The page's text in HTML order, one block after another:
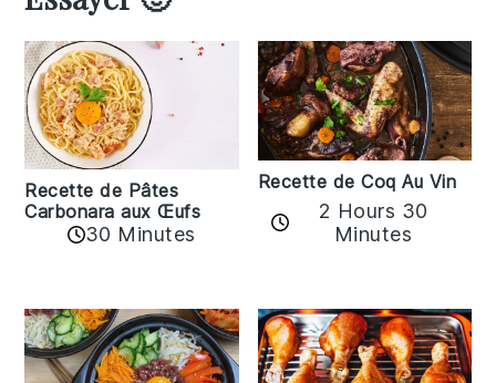
Recette de Pâtes
Carbonara aux Œufs
30 Minutes
Recette de Coq Au Vin
2 Hours 30
Minutes